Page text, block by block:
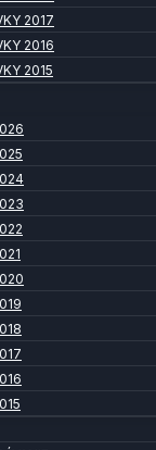
2017
2016
2015